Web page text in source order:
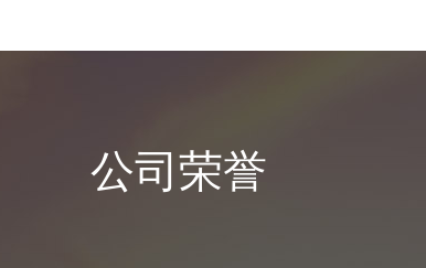
公司荣誉